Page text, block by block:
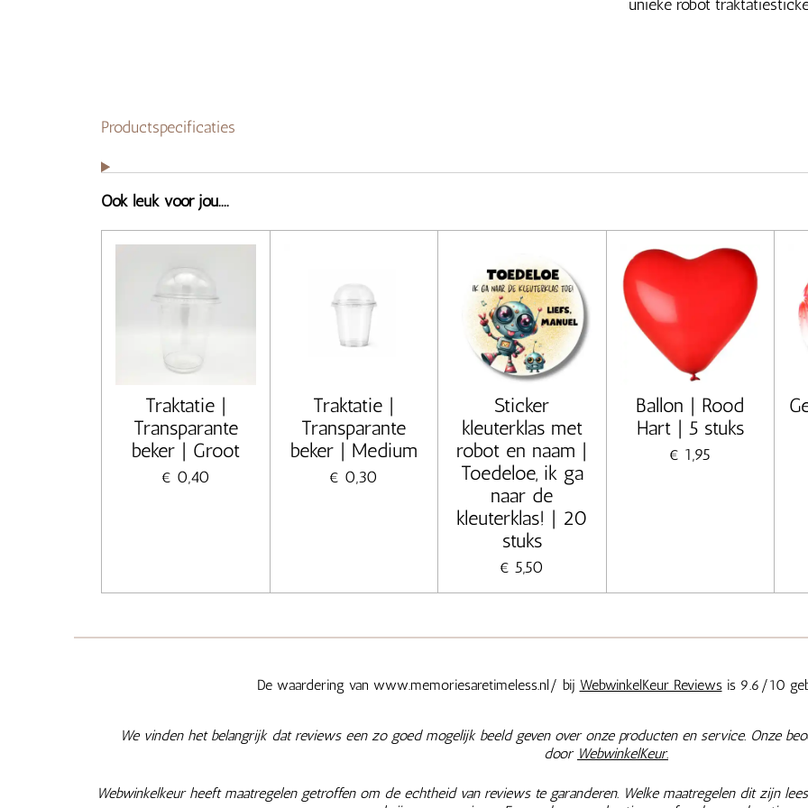
unieke robot
Productspecificaties
Ook leuk voor jou....
Traktatie |
Transparante
beker | Groot
€ 0,40
Traktatie |
Transparante
beker | Medium
€ 0,30
Sticker
kleuterklas met
robot en naam |
Toedeloe, ik ga
naar de
kleuterklas! | 20
stuks
€ 5,50
Ballon | Rood
Hart | 5 stuks
€ 1,95
De waardering van www.memoriesaretimeless.nl/ bij WebwinkelKeur Reviewsis 9.6/10
We vinden het belangrijk dat reviews een zo goed mogelijk beeld geven over onze producten en service. Onze
door WebwinkelKeur.
Webwinkelkeur heeft maatregelen getroffen om de echtheid van reviews te garanderen. Welke maatregelen dit zijn